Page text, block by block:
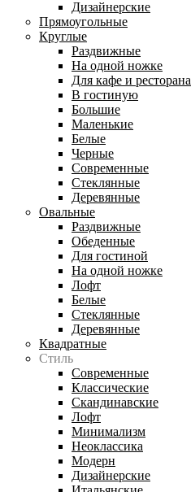
Дизайнерские
Прямоугольные
Круглые
Раздвижные
На одной ножке
Для кафе и ресторана
В гостиную
Большие
Маленькие
Белые
Черные
Современные
Стеклянные
Деревянные
Овальные
Раздвижные
Обеденные
Для гостиной
На одной ножке
Лофт
Белые
Стеклянные
Деревянные
Квадратные
Стиль
Современные
Классические
Скандинавские
Лофт
Минимализм
Неоклассика
Модерн
Дизайнерские